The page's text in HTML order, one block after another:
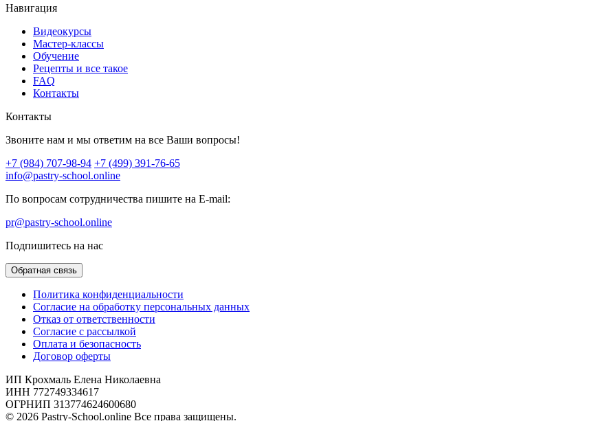
Навигация
Видеокурсы
Мастер-классы
Обучение
Рецепты и все такое
FAQ
Контакты
Контакты
Звоните нам и мы ответим на все Ваши вопросы!
+7 (984) 707-98-94 +7 (499) 391-76-65
info@pastry-school.online
По вопросам сотрудничества пишите на E-mail:
pr@pastry-school.online
Подпишитесь на нас
Обратная связь
Политика конфиденциальности
Согласие на обработку персональных данных
Отказ от ответственности
Согласие с рассылкой
Оплата и безопасность
Договор оферты
ИП Крохмаль Елена Николаевна
ИНН 772749334617
ОГРНИП 313774624600680
© 2026 Pastry-School.online Все права защищены.